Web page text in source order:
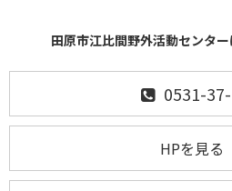
田原市江比間野外活動センタ
0531-
HPを見る